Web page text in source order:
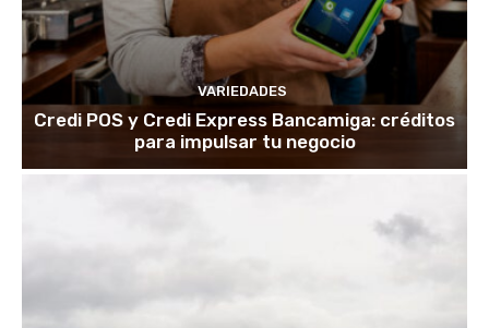
VARIEDADES
Credi POS y Credi Express Bancamiga: créditos
para impulsar tu negocio